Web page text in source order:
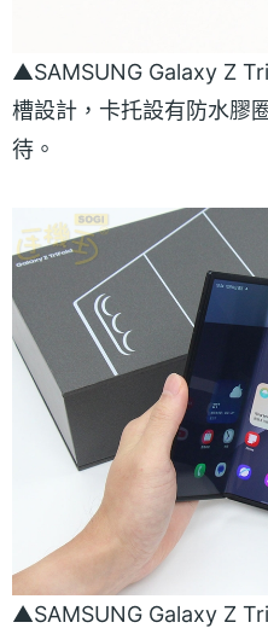
▲SAMSUNG Galaxy Z
槽設計，卡托設有防水膠
待。
▲SAMSUNG Galaxy Z